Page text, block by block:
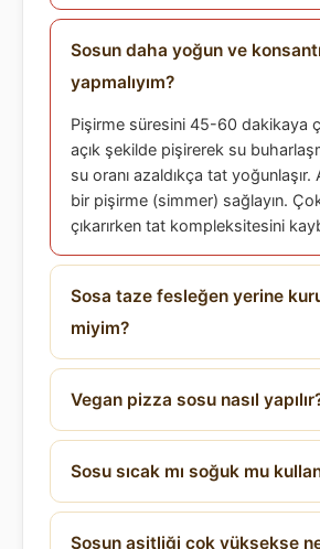
Sosun daha yoğun ve
yapmalıyım?
Pişirme süresini 45-60 dakikaya
açık şekilde pişirerek su
su oranı azaldıkça tat
bir pişirme (simmer) sağlayın.
çıkarırken tat kompleksitesini
Sosa taze fesleğen yerine
miyim?
Vegan pizza sosu nasıl
Sosu sıcak mı soğuk mu
Sosun asitliği çok yüksekse